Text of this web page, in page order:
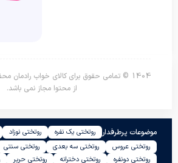
1404 © تمامی حقوق برای کالای خواب رادمان
از محتوا مجاز نمی باشد.
موضوعات پرطرفدار روتختی یک نفره روتختی نوزاد
روتختی عروس
روتختی سه بعدی روتختی سنتی
روتختی دونفره
روتختی دخترانه روتختی حریر